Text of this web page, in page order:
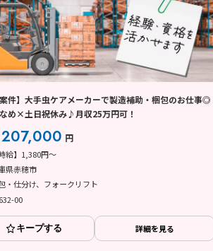
案件】大手虫ケアメーカーで製造補助・梱包のお仕事◎
め×土日祝休み♪月収25万円可！
207,000 円
時給】1,380円～
県赤穂市
・仕分け、フォークリフト
00
キープする 詳細を見る